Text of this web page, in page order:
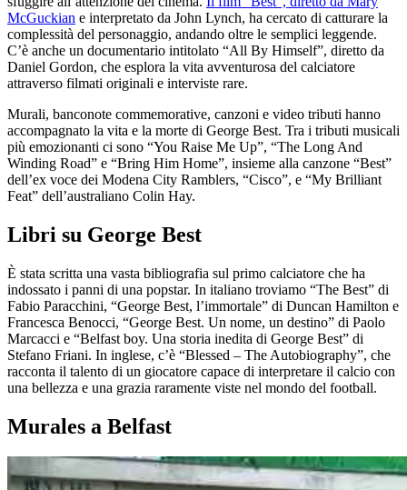
McGuckian e interpretato da John Lynch, ha cercato di catturare la
complessità del personaggio, andando oltre le semplici leggende.
C’è anche un documentario intitolato “All By Himself”, diretto da
Daniel Gordon, che esplora la vita avventurosa del calciatore
attraverso filmati originali e interviste rare.
Murali, banconote commemorative, canzoni e video tributi hanno
accompagnato la vita e la morte di George Best. Tra i tributi musicali
più emozionanti ci sono “You Raise Me Up”, “The Long And
Winding Road” e “Bring Him Home”, insieme alla canzone “Best”
dell’ex voce dei Modena City Ramblers, “Cisco”, e “My Brilliant
Feat” dell’australiano Colin Hay.
Libri su George Best
È stata scritta una vasta bibliografia sul primo calciatore che ha
indossato i panni di una popstar. In italiano troviamo “The Best” di
Fabio Paracchini, “George Best, l’immortale” di Duncan Hamilton e
Francesca Benocci, “George Best. Un nome, un destino” di Paolo
Marcacci e “Belfast boy. Una storia inedita di George Best” di
Stefano Friani. In inglese, c’è “Blessed – The Autobiography”, che
racconta il talento di un giocatore capace di interpretare il calcio con
una bellezza e una grazia raramente viste nel mondo del football.
Murales a Belfast